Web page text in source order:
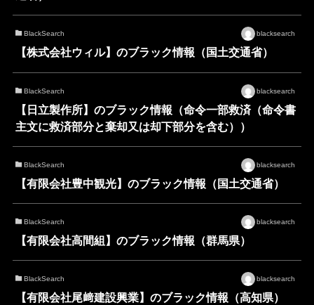
BlackSearch blacksearch
【株式会社ウィル】のブラック情報（国土交通省）
BlackSearch blacksearch
【日立製作所】のブラック情報（命令一部救済（命令書
主文に救済部分と棄却又は却下部分を含む））
BlackSearch blacksearch
【有限会社豊中観光】のブラック情報（国土交通省）
BlackSearch blacksearch
【有限会社高間組】のブラック情報（群馬県）
BlackSearch blacksearch
【有限会社尾﨑建設興業】のブラック情報（高知県）